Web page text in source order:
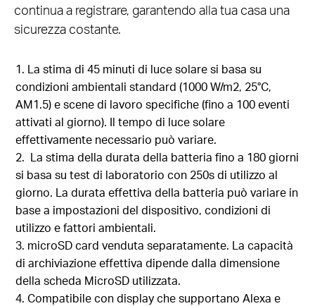
continua a registrare, garantendo alla tua casa una
sicurezza costante.
1. La stima di 45 minuti di luce solare si basa su
condizioni ambientali standard (1000 W/m2, 25°C,
AM1.5) e scene di lavoro specifiche (fino a 100 eventi
attivati ​​al giorno). Il tempo di luce solare
effettivamente necessario può variare.
2. La stima della durata della batteria fino a 180 giorni
si basa su test di laboratorio con 250s di utilizzo al
giorno. La durata effettiva della batteria può variare in
base a impostazioni del dispositivo, condizioni di
utilizzo e fattori ambientali.
3. microSD card venduta separatamente. La capacità
di archiviazione effettiva dipende dalla dimensione
della scheda MicroSD utilizzata.
4. Compatibile con display che supportano Alexa e